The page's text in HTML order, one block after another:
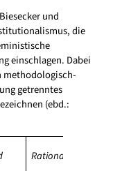
und
die
einschlagen. Dabei
methodologisch-
getrenntes
(ebd.: